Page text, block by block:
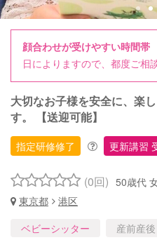
顔合わせが受けやすい時間帯
日によりますので、都度ご相
大切なお子様を安全に、楽
す。 【送迎可能】
指定研修修了 更新講習
(0回) 50歳代
東京都
港区
ベビーシッター
産前産後